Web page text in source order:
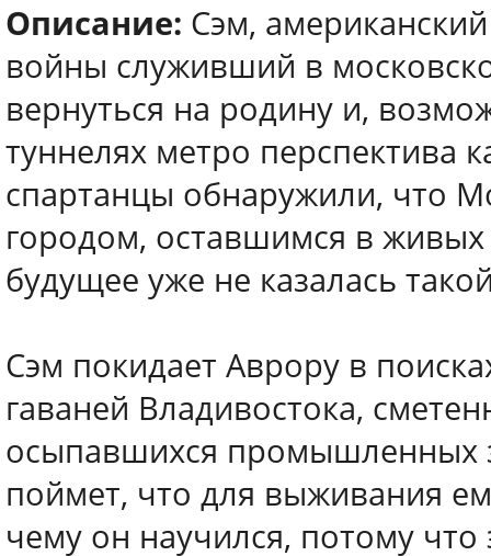
Описание: Сэм,
войны служивший в
вернуться на родину и,
туннелях метро перспектива
спартанцы обнаружили, что
городом, оставшимся в
будущее уже не казалась
Сэм покидает Аврору в
гаваней Владивостока,
осыпавшихся промышленных
поймет, что для выживания
чему он научился, потому что